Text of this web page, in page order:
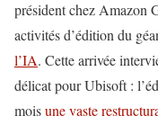
président chez Amazon
activités d’édition du
l’IA. Cette arrivée
délicat pour Ubisoft :
moisune vaste